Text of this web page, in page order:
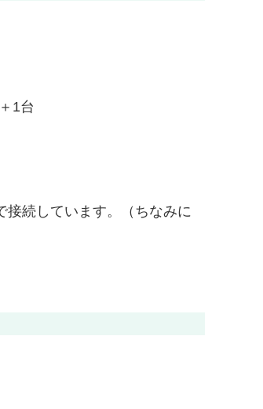
1台
接続しています。（ちなみに